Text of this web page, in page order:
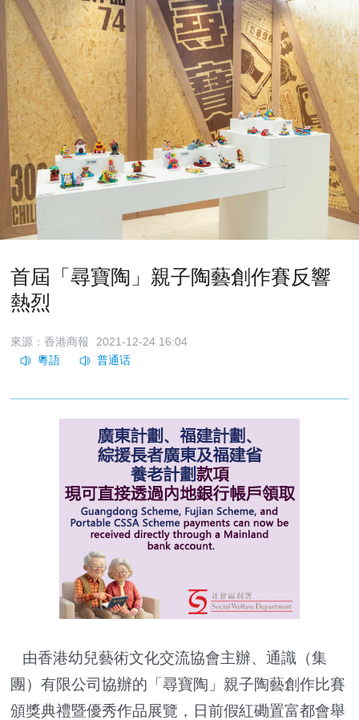
首屆「尋寶陶」親子陶藝創作賽反響
熱烈
來源：香港商報 2021-12-24 16:04
由香港幼兒藝術文化交流協會主辦、通識（集
團）有限公司協辦的「尋寶陶」親子陶藝創作比賽
頒獎典禮暨優秀作品展覽，日前假紅磡置富都會舉